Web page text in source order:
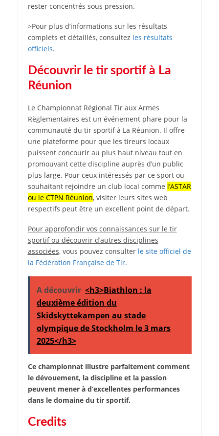
rester concentrés sous pression.
>Pour plus d’informations sur les résultats
complets et détaillés, consultez les résultats
officiels.
Découvrir le tir sportif à La
Réunion
Le Championnat Régional Tir aux Armes
Règlementaires est un événement phare pour la
communauté du tir sportif à La Réunion. Il offre
une plateforme pour que les tireurs locaux
puissent concourir au plus haut niveau tout en
promouvant cette discipline auprès d’un public
plus large. Pour ceux intéressés par ce sport ou
souhaitant rejoindre un club local comme l’ASTAR
ou le CTPN Réunion, visiter leurs sites web
respectifs peut être un excellent point de départ.
Pour approfondir vos connaissances sur le tir
sportif ou découvrir d’autres disciplines
associées,vous pouvez consulter le site officiel de
la Fédération Française de Tir.
A découvrir <h3>Biathlon : la
deuxième édition du
Skidskyttekampen au stade
olympique de Stockholm le 3 mars
2025</h3>
Ce championnat illustre parfaitement comment
le dévouement, la discipline et la passion
peuvent mener à d’excellentes performances
dans le domaine du tir sportif.
Credits